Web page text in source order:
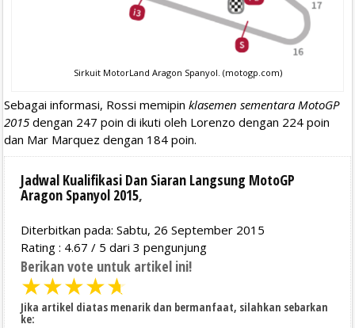
Sirkuit MotorLand Aragon Spanyol. (motogp.com)
Sebagai informasi, Rossi memipin klasemen sementara MotoGP
2015 dengan 247 poin di ikuti oleh Lorenzo dengan 224 poin
dan Mar Marquez dengan 184 poin.
Jadwal Kualifikasi Dan Siaran Langsung MotoGP
Aragon Spanyol 2015,
Diterbitkan pada: Sabtu, 26 September 2015
Rating : 4.67 / 5 dari 3 pengunjung
Berikan vote untuk artikel ini!
★★★★★
Jika artikel diatas menarik dan bermanfaat, silahkan sebarkan
ke: